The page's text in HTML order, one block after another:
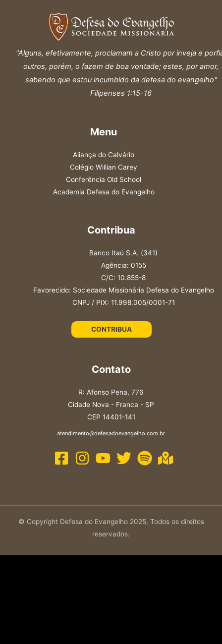
"Alguns, efetivamente, proclamam a Cristo por inveja e
outros, porém, o fazem de boa vontade; estes, por amor,
sabendo que estou incumbido da defesa do evangelho"
Filipenses 1:15-16
Menu
Aliança do Calvário
Colégio Willian Carey
Conferência Old School
Academia Defesa do Evangelho
Contribua
Banco Itaú S.A. (341)
Agência: 0155
C/C: 10.855-8
Favorecido: Sociedade Missionária Defesa do Evangelho
CNPJ / PIX: 11.998.005/0001-71
CONTRIBUA
Contato
R: Afonso Pena, 776
Cidade Nova - Franca - SP
CEP 14401-141
atendimento@defesadoevangelho.com.br
© Copyright Defesa do Evangelho 2025, Todos os direitos
reservados.